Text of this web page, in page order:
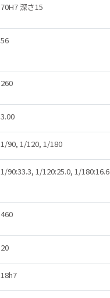
70H7 深さ15
56
260
3.00
1/90, 1/120, 1/180
1/90:33.3, 1/120:25.0, 1/180:16.6
460
20
18h7